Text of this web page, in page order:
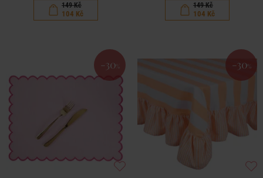
149 Kč
104 Kč
149 Kč
104 Kč
-30 % -30%